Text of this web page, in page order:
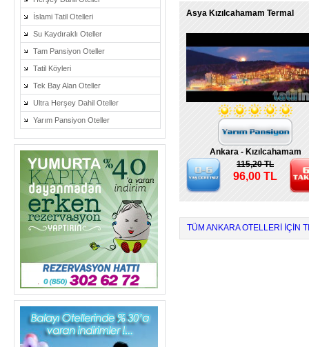
İslami Tatil Otelleri
Su Kaydıraklı Oteller
Tam Pansiyon Oteller
Tatil Köyleri
Tek Bay Alan Oteller
Ultra Herşey Dahil Oteller
Yarım Pansiyon Oteller
Asya Kızılcahamam Termal
Ankara - Kızılcahamam
115,20 TL
96,00 TL
TÜM ANKARA OTELLERI IÇIN